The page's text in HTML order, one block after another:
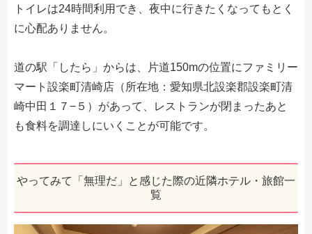
トイレは24時間利用でき、夜中に行きたくなってもとく
に心配ありません。
道の駅「したら」からは、片道150mの位置にファミリー
マート設楽町清崎店（所在地：愛知県北設楽郡設楽町清
崎中田１７−５）があって、レストランが閉まったあと
も食料を調達しにいくことが可能です。
やってみて「無理だ」と感じた際の近隣ホテル・旅館一
覧